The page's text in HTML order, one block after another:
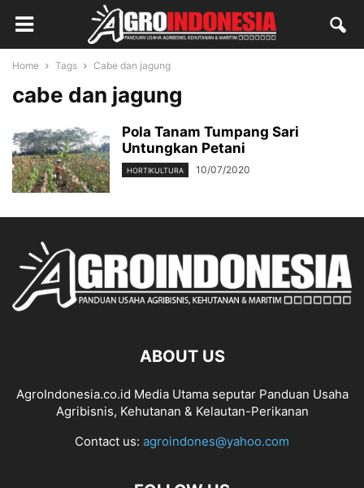
Home Tags Cabe dan jagung
cabe dan jagung
Pola Tanam Tumpang Sari
Untungkan Petani
HORTIKULTURA 10/07/2020
ABOUT US
AgroIndonesia.co.id Media Utama seputar Panduan Usaha
Agribisnis, Kehutanan & Kelautan-Perikanan
Contact us: agroindones@yahoo.com